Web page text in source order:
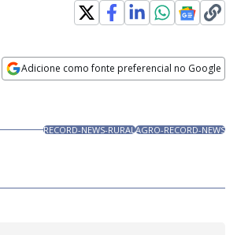
Adicione como fonte preferencial no Google
Velocidade
RECORD-NEWS-RURALAGRO-RECORD-NEWS